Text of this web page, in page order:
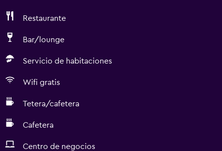
Restaurante
Bar/lounge
Servicio de habitaciones
Wifi gratis
Tetera/cafetera
Cafetera
Centro de negocios